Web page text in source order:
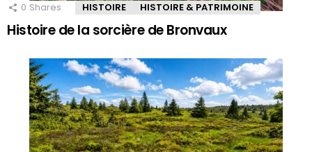
0 Shares HISTOIRE HISTOIRE & PATRIMOINE
Histoire de la sorcière de Bronvaux